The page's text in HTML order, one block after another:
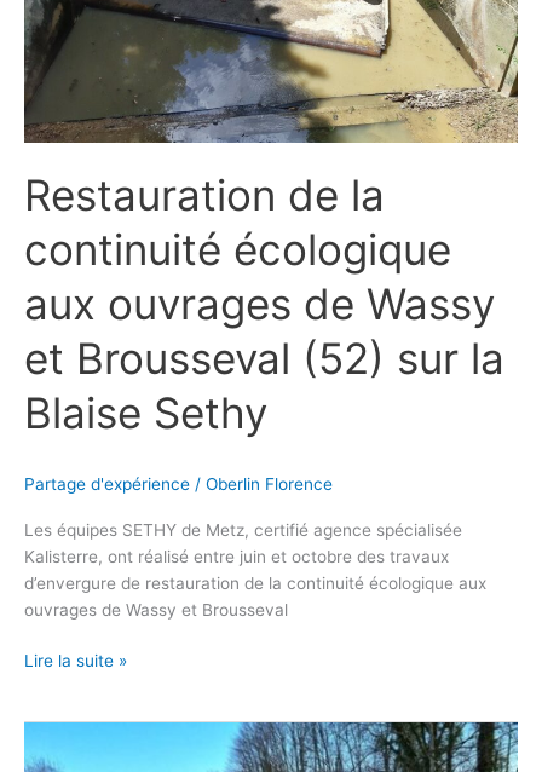
Restauration de la
continuité écologique
aux ouvrages de Wassy
et Brousseval (52) sur la
Blaise Sethy
Partage d'expérience / Oberlin Florence
Les équipes SETHY de Metz, certifié agence spécialisée
Kalisterre, ont réalisé entre juin et octobre des travaux
d’envergure de restauration de la continuité écologique aux
ouvrages de Wassy et Brousseval
et
Brousseval
(52)
sur
la
Sethy
Lire la suite »
des